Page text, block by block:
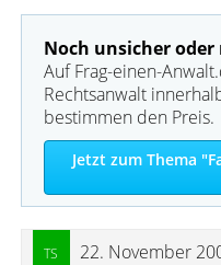
Noch unsicher
Auf Frag-einen-
Rechtsanwalt
bestimmen den Preis.
Jetzt zum Thema
22. November